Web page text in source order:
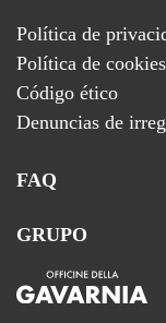
Política de
Política de cookies
Código ético
Denuncias de
FAQ
GRUPO